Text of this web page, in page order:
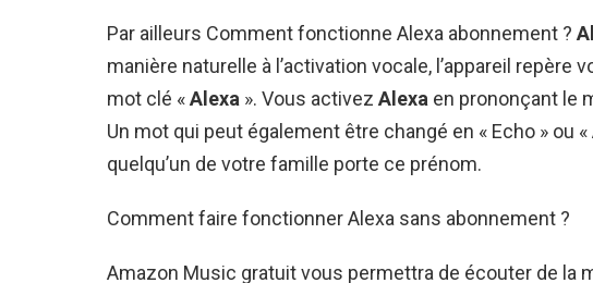
Par ailleurs Comment fonctionne Alexa abonnement ?
manière naturelle à l’activation vocale, l’appareil repère
mot clé «Alexa ». Vous activez Alexa en prononçant le
Un mot qui peut également être changé en « Echo » ou
quelqu’un de votre famille porte ce prénom.
Comment faire fonctionner Alexa sans abonnement ?
Amazon Music gratuit vous permettra de écouter de la